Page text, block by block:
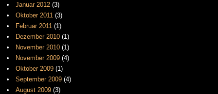
Januar 2012 (3)
Oktober 2011 (3)
Februar 2011 (1)
Dezember 2010 (1)
November 2010 (1)
November 2009 (4)
Oktober 2009 (1)
September 2009 (4)
August 2009 (3)